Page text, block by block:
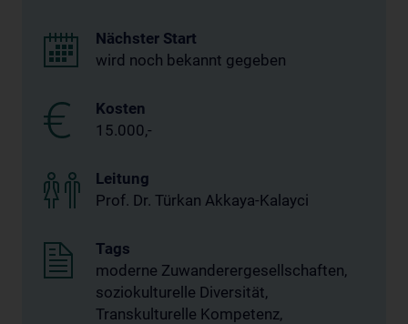
Nächster Start
wird noch bekannt gegeben
Kosten
15.000,-
Leitung
Prof. Dr. Türkan Akkaya-Kalayci
Tags
moderne Zuwanderergesellschaften,
soziokulturelle Diversität,
Transkulturelle Kompetenz,